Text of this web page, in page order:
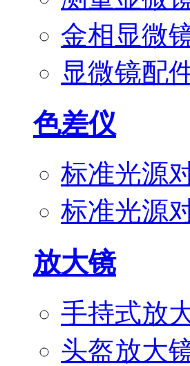
金相显微
显微镜配
色差仪
标准光源
标准光源
放大镜
手持式放
头盔放大